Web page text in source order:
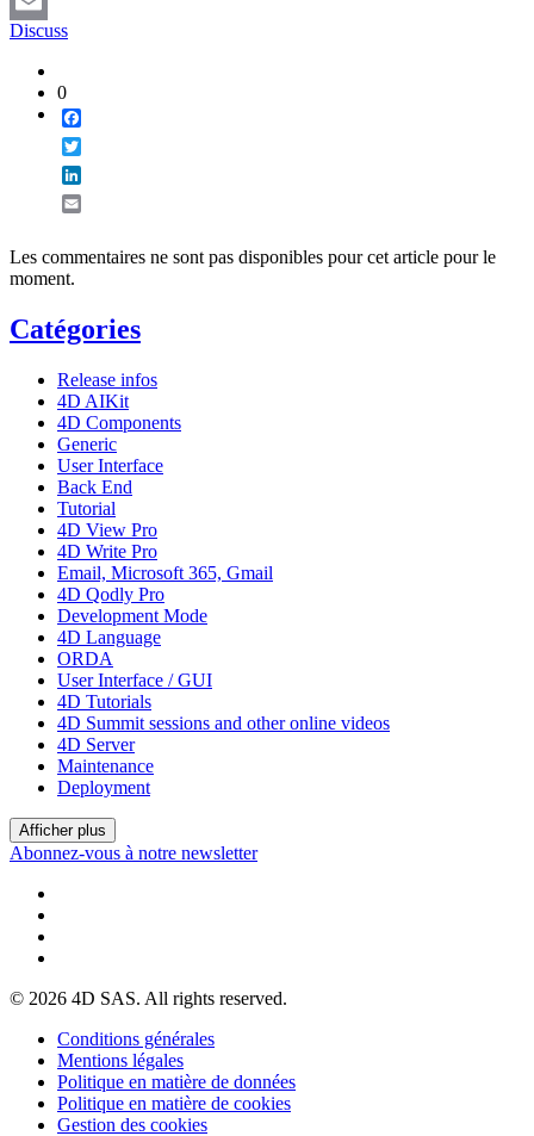
Email
Discuss
0
Les commentaires ne sont pas disponibles pour cet article pour le
moment.
Catégories
Release infos
4D AIKit
4D Components
Generic
User Interface
Back End
Tutorial
4D View Pro
4D Write Pro
Email, Microsoft 365, Gmail
4D Qodly Pro
Development Mode
4D Language
ORDA
User Interface / GUI
4D Tutorials
4D Summit sessions and other online videos
4D Server
Maintenance
Deployment
Afficher plus
Abonnez-vous à notre newsletter
© 2026 4D SAS. All rights reserved.
Conditions générales
Mentions légales
Politique en matière de données
Politique en matière de cookies
Gestion des cookies